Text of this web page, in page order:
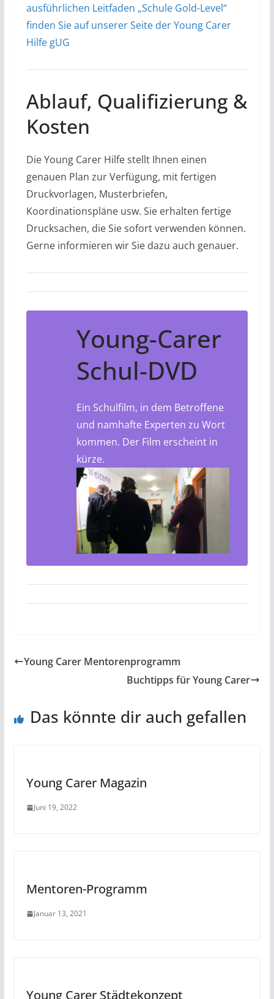
ausführlichen Leitfaden „Schule Gold-Level“
finden Sie auf unserer Seite der Young Carer
Hilfe gUG
Ablauf, Qualifizierung &
Kosten
Die Young Carer Hilfe stellt Ihnen einen
genauen Plan zur Verfügung, mit fertigen
Druckvorlagen, Musterbriefen,
Koordinationspläne usw. Sie erhalten fertige
Drucksachen, die Sie sofort verwenden können.
Gerne informieren wir Sie dazu auch genauer.
Young-Carer
Schul-DVD
Ein Schulfilm, in dem Betroffene
und namhafte Experten zu Wort
kommen. Der Film erscheint in
kürze.
Young Carer Mentorenprogramm
Buchtipps für Young Carer
Das könnte dir auch gefallen
Young Carer Magazin
Juni 19, 2022
Mentoren-Programm
Januar 13, 2021
Young Carer Städtekonzept